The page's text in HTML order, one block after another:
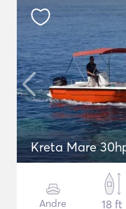
Kreta Mare
Andre
18 ft